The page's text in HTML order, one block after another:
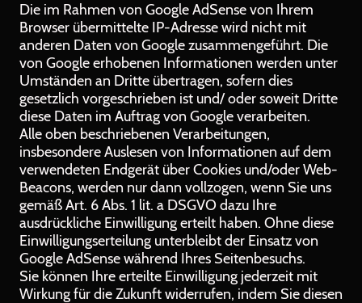
Die im Rahmen von Google AdSense von Ihrem
Browser übermittelte IP-Adresse wird nicht mit
anderen Daten von Google zusammengeführt. Die
von Google erhobenen Informationen werden unter
Umständen an Dritte übertragen, sofern dies
gesetzlich vorgeschrieben ist und/ oder soweit Dritte
diese Daten im Auftrag von Google verarbeiten.
Alle oben beschriebenen Verarbeitungen,
insbesondere Auslesen von Informationen auf dem
verwendeten Endgerät über Cookies und/oder Web-
Beacons, werden nur dann vollzogen, wenn Sie uns
gemäß Art. 6 Abs. 1 lit. a DSGVO dazu Ihre
ausdrückliche Einwilligung erteilt haben. Ohne diese
Einwilligungserteilung unterbleibt der Einsatz von
Google AdSense während Ihres Seitenbesuchs.
Sie können Ihre erteilte Einwilligung jederzeit mit
Wirkung für die Zukunft widerrufen, indem Sie diesen